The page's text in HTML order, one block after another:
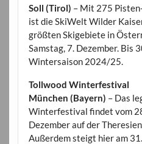
Soll (Tirol) – Mit 275
ist die SkiWelt Wilder
größten Skigebiete in
Samstag, 7. Dezember. Bis
Wintersaison 2024/25.
Tollwood Winterfestival
München (Bayern) – Das
Winterfestival findet vom
Dezember auf der
Außerdem steigt hier am